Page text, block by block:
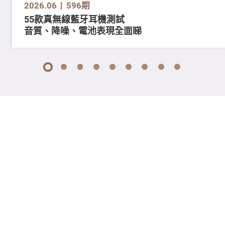
2026.06 596期
55款真無線藍牙耳機測試
音質、降噪、電池表現全面睇
1 2 3 4 5 6 7 8 9